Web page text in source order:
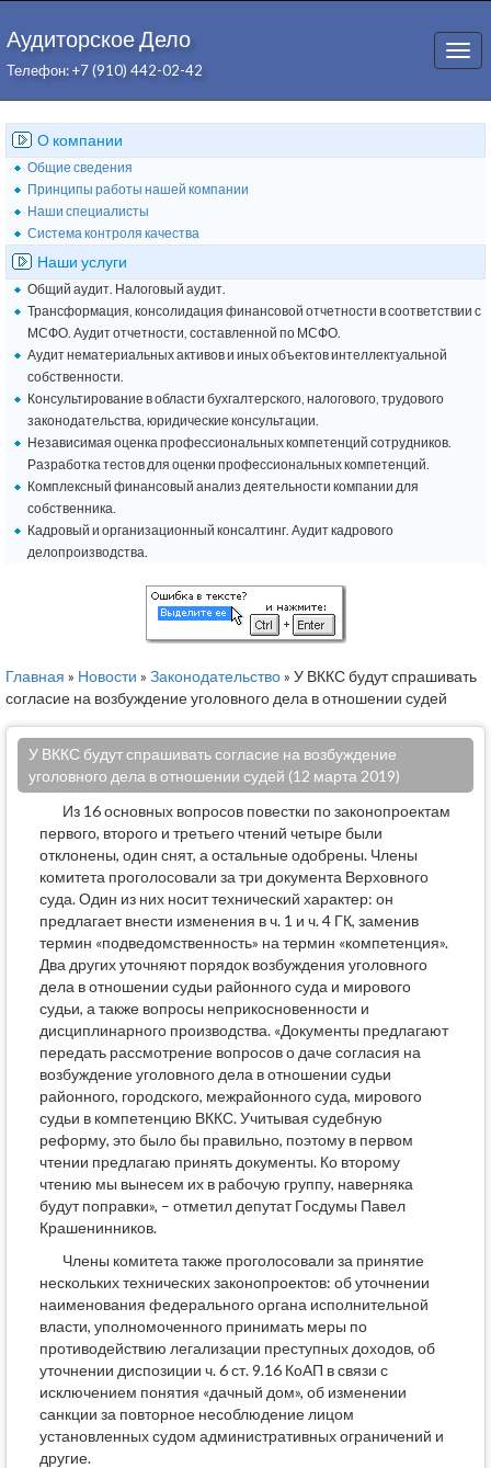
Аудиторское Дело
Телефон: +7 (910) 442-02-42
О компании
Общие сведения
Принципы работы нашей компании
Наши специалисты
Система контроля качества
Наши услуги
Общий аудит. Налоговый аудит.
Трансформация, консолидация финансовой отчетности в соответствии с
МСФО. Аудит отчетности, составленной по МСФО.
Аудит нематериальных активов и иных объектов интеллектуальной
собственности.
Консультирование в области бухгалтерского, налогового, трудового
законодательства, юридические консультации.
Независимая оценка профессиональных компетенций сотрудников.
Разработка тестов для оценки профессиональных компетенций.
Комплексный финансовый анализ деятельности компании для
собственника.
Кадровый и организационный консалтинг. Аудит кадрового
делопроизводства.
Главная » Новости » Законодательство» У ВККС будут спрашивать
согласие на возбуждение уголовного дела в отношении судей
У ВККС будут спрашивать согласие на возбуждение
уголовного дела в отношении судей (12 марта 2019)
Из 16 основных вопросов повестки по законопроектам
первого, второго и третьего чтений четыре были
отклонены, один снят, а остальные одобрены. Члены
комитета проголосовали за три документа Верховного
суда. Один из них носит технический характер: он
предлагает внести изменения в ч. 1 и ч. 4 ГК, заменив
термин «подведомственность» на термин «компетенция».
Два других уточняют порядок возбуждения уголовного
дела в отношении судьи районного суда и мирового
судьи, а также вопросы неприкосновенности и
дисциплинарного производства. «Документы предлагают
передать рассмотрение вопросов о даче согласия на
возбуждение уголовного дела в отношении судьи
районного, городского, межрайонного суда, мирового
судьи в компетенцию ВККС. Учитывая судебную
реформу, это было бы правильно, поэтому в первом
чтении предлагаю принять документы. Ко второму
чтению мы вынесем их в рабочую группу, наверняка
будут поправки», – отметил депутат Госдумы Павел
Крашенинников.
Члены комитета также проголосовали за принятие
нескольких технических законопроектов: об уточнении
наименования федерального органа исполнительной
власти, уполномоченного принимать меры по
противодействию легализации преступных доходов, об
уточнении диспозиции ч. 6 ст. 9.16 КоАП в связи с
исключением понятия «дачный дом», об изменении
санкции за повторное несоблюдение лицом
установленных судом административных ограничений и
другие.